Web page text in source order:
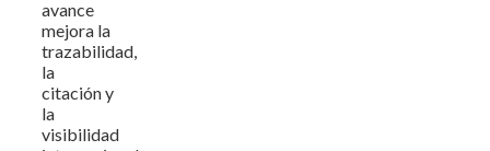
avance
mejora la
trazabilidad,
la
citación y
la
visibilidad